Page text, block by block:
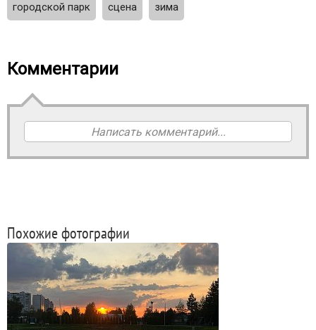
городской парк сцена зима
Комментарии
Написать комментарий...
Похожие фотографии